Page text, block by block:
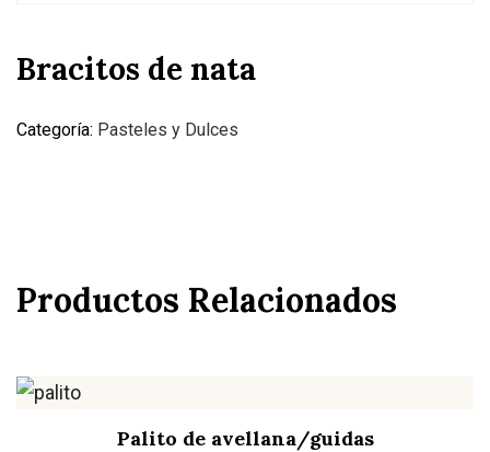
Bracitos de nata
Categoría: Pasteles y Dulces
Productos Relacionados
Palito de avellana/guidas